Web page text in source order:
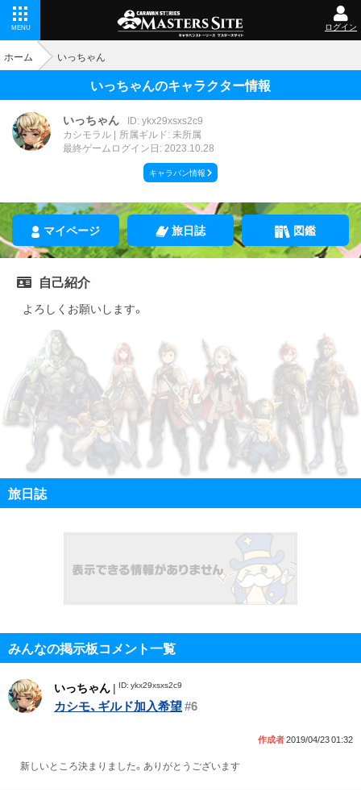
MENU ログイン
ホーム いっちゃん
いっちゃんのキャラクター情報
いっちゃん
ID: ykx29xsxs2c9
カシモラル
所属ギルド: 未所属
最終ゲームログイン日: 2023.10.28
キャラバン情報
マイページ 旅日誌 図鑑
自己紹介
よろしくお願いします。
旅日誌
みんなの掲示板コメント一覧
いっちゃん | ID: ykx29xsxs2c9
カシモ、ギルド加入希望#6
作成者2019/04/23 01:32
新しいところ決まりました。ありがとうございます